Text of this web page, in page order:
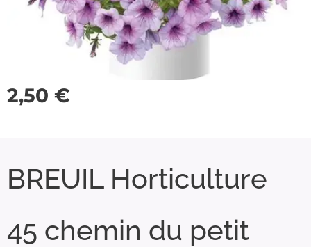
2,50 €
BREUIL Horticulture
45 chemin du petit